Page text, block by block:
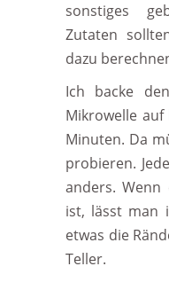
sonstiges
Zutaten
dazu
Ich backe
Mikrowelle
Minuten. Da
probieren.
anders.
ist, lässt man
etwas die
Teller.